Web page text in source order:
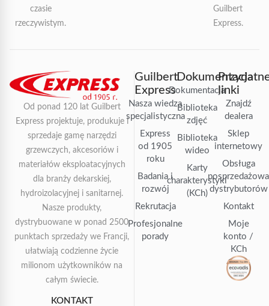
czasie
rzeczywistym.
Guilbert
Express.
Od ponad 120 lat Guilbert
Express projektuje, produkuje i
sprzedaje gamę narzędzi
grzewczych, akcesoriów i
materiałów eksploatacyjnych
dla branży dekarskiej,
hydroizolacyjnej i sanitarnej.
Nasze produkty,
dystrybuowane w ponad 2500
punktach sprzedaży we Francji,
ułatwiają codzienne życie
milionom użytkowników na
całym świecie.
KONTAKT
Guilbert
Express
Nasza wiedza
specjalistyczna
Express
od 1905
roku
Badania i
rozwój
Rekrutacja
Profesjonalne
porady
Dokumentacja
Dokumentacja
Biblioteka
zdjęć
Biblioteka
wideo
Karty
charakterystyki
(KCh)
linki
Znajdź
dealera
Sklep
internetowy
Obsługa
posprzedażowa
dystrybutorów
Kontakt
Moje
konto /
KCh